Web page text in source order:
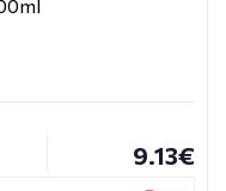
9.13€